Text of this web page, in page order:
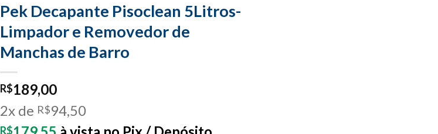
Pek Decapante Pisoclean 5Litros-
Limpador e Removedor de
Manchas de Barro
R$189,00
2x de R$94,50
R$